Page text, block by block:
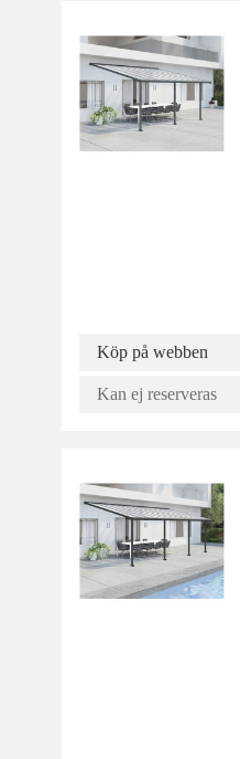
Köp på webben
Kan ej reserveras